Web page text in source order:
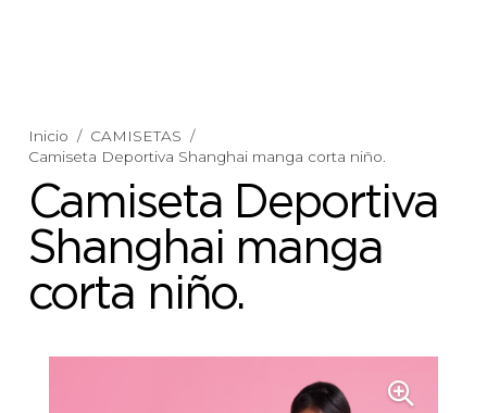
Inicio / CAMISETAS /
Camiseta Deportiva Shanghai manga corta niño.
Camiseta Deportiva
Shanghai manga
corta niño.